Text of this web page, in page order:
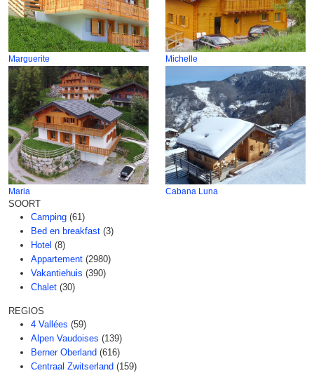
Marguerite Michelle
Maria Cabana Luna
SOORT
Camping (61)
Bed en breakfast (3)
Hotel (8)
Appartement (2980)
Vakantiehuis (390)
Chalet (30)
REGIOS
4 Vallées (59)
Alpen Vaudoises (139)
Berner Oberland (616)
Centraal Zwitserland (159)